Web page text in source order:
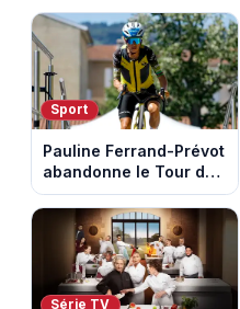
Sport
Pauline Ferrand-Prévot
abandonne le Tour de
France Femmes avant
la 8e étape
Série TV